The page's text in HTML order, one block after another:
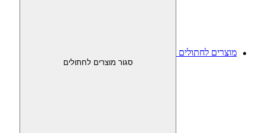
מוצרים לחתולים
סגור מוצרים לחתולים